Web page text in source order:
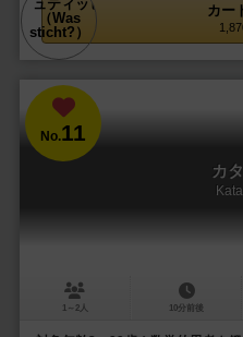
カー
No.11
カ
1～2人 10分前後